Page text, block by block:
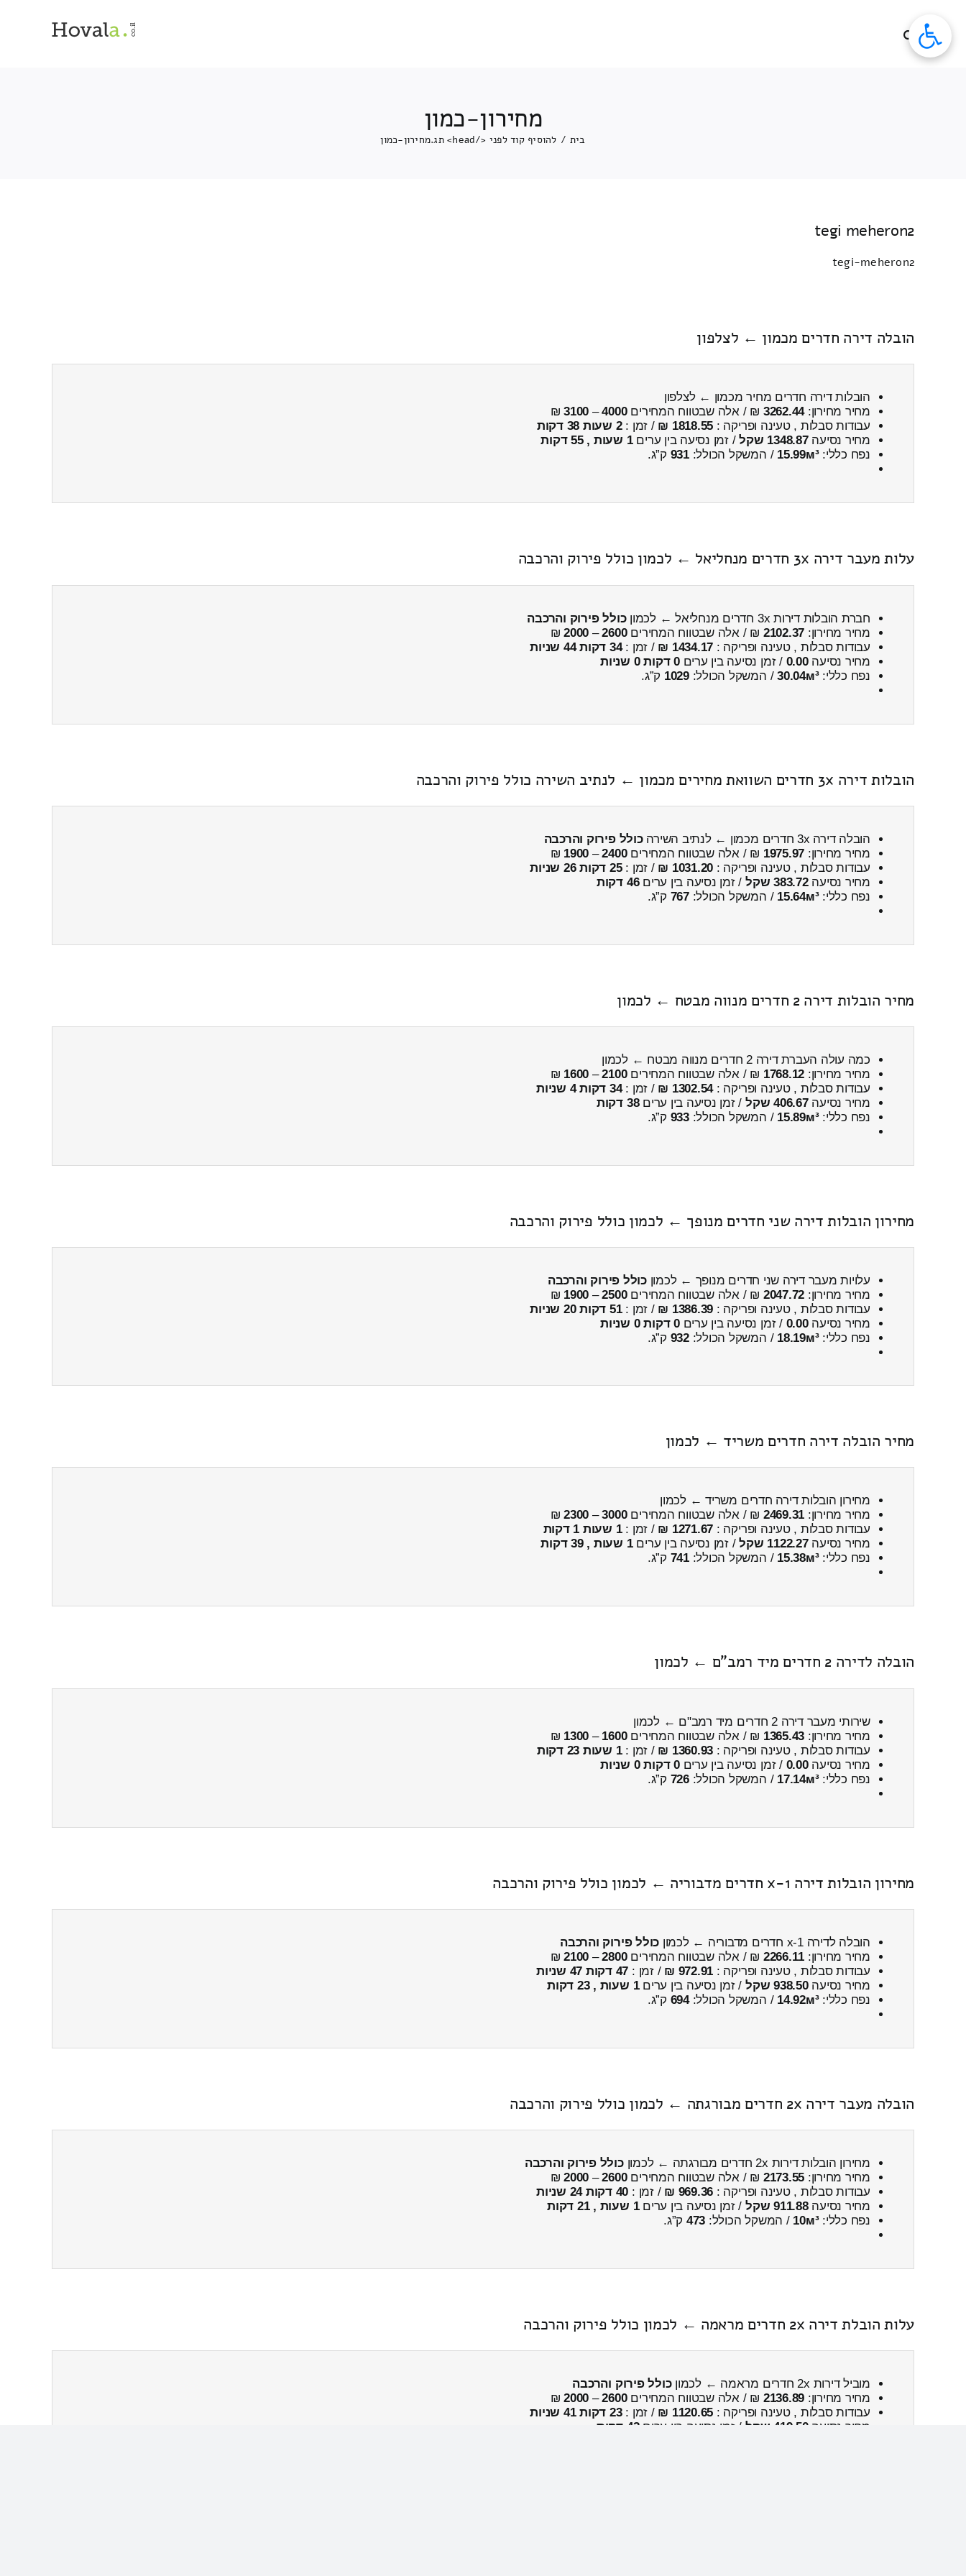
מחירון-כמון
בית / להוסיף קוד לפני </head> תג. מחירון-כמון
tegi meheron2
tegi-meheron2
הובלה דירה חדרים מכמון ← לצלפון
הובלות דירה חדרים מחיר מכמון ← לצלפון
מחיר מחירון:3262.44 ₪ / אלה שבטווח המחירים4000
–
3100
₪
עבודות סבלות , טעינה ופריקה : 1818.55 ₪ / זמן :2 שעות 38 דקות
מחיר נסיעה1348.87 שקל / זמן נסיעה בין ערים1 שעות , 55 דקות
נפח כללי:15.99м³ / המשקל הכולל:931 ק”ג.
עלות מעבר דירה 3x חדרים מנחליאל ← לכמון כולל פירוק והרכבה
חברת הובלות דירות 3x חדרים מנחליאל ← לכמון
כולל פירוק והרכבה
מחיר מחירון: 2102.37 ₪ / אלה שבטווח המחירים2600
–
2000
₪
עבודות סבלות , טעינה ופריקה : 1434.17 ₪ / זמן :34 דקות 44 שניות
מחיר נסיעה0.00 / זמן נסיעה בין ערים0 דקות 0 שניות
נפח כללי:30.04м³/ המשקל הכולל:1029 ק”ג.
הובלות דירה 3x חדרים השוואת מחירים מכמון ← לנתיב השירה כולל פירוק והרכבה
הובלה דירה 3x חדרים מכמון ← לנתיב השירה
כולל פירוק והרכבה
מחיר מחירון: 1975.97 ₪ / אלה שבטווח המחירים2400
–
1900
₪
עבודות סבלות , טעינה ופריקה : 1031.20 ₪ / זמן :25 דקות 26 שניות
מחיר נסיעה383.72 שקל / זמן נסיעה בין ערים46 דקות
נפח כללי:15.64м³ / המשקל הכולל:767 ק”ג.
מחיר הובלות דירה 2 חדרים מנווה מבטח ← לכמון
כמה עולה העברת דירה 2 חדרים מנווה מבטח ← לכמון
מחיר מחירון: 1768.12 ₪ / אלה שבטווח המחירים2100
–
1600
₪
עבודות סבלות , טעינה ופריקה :1302.54 ₪ / זמן :34 דקות 4 שניות
מחיר נסיעה406.67 שקל / זמן נסיעה בין ערים38 דקות
נפח כללי:15.89м³ / המשקל הכולל:933 ק”ג.
מחירון הובלות דירה שני חדרים מנופך ← לכמון כולל פירוק והרכבה
עלויות מעבר דירה שני חדרים מנופך ← לכמוןכולל פירוק והרכבה
מחיר מחירון: 2047.72 ₪ / אלה שבטווח המחירים2500
–
1900
₪
עבודות סבלות , טעינה ופריקה : 1386.39 ₪ / זמן :51 דקות 20 שניות
מחיר נסיעה0.00 / זמן נסיעה בין ערים0 דקות 0 שניות
נפח כללי:18.19м³ / המשקל הכולל:932 ק”ג.
מחיר הובלה דירה חדרים משריד ← לכמון
מחירון הובלות דירה חדרים משריד ← לכמון
מחיר מחירון: 2469.31 ₪ / אלה שבטווח המחירים3000
–
2300
₪
עבודות סבלות , טעינה ופריקה : 1271.67 ₪ / זמן :1 שעות 1 דקות
מחיר נסיעה1122.27 שקל / זמן נסיעה בין ערים1 שעות , 39 דקות
נפח כללי:15.38м³ / המשקל הכולל:741 ק”ג.
הובלה לדירה 2 חדרים מיד רמב"ם ← לכמון
שירותי מעבר דירה 2 חדרים מיד רמב"ם ← לכמון
מחיר מחירון: 1365.43 ₪ / אלה שבטווח המחירים1600
–
1300
₪
עבודות סבלות , טעינה ופריקה : 1360.93 ₪ / זמן :1 שעות 23 דקות
מחיר נסיעה0.00 / זמן נסיעה בין ערים0 דקות 0 שניות
נפח כללי:17.14м³ / המשקל הכולל:726 ק”ג.
מחירון הובלות דירה 1-x חדרים מדבוריה ← לכמון כולל פירוק והרכבה
הובלה לדירה 1-x חדרים מדבוריה ← לכמון
כולל פירוק והרכבה
מחיר מחירון: 2266.11 ₪ / אלה שבטווח המחירים2800
–
2100
₪
עבודות סבלות , טעינה ופריקה : 972.91 ₪ / זמן : 47 דקות 47 שניות
מחיר נסיעה938.50 שקל / זמן נסיעה בין ערים1 שעות , 23 דקות
נפח כללי:14.92м³ / המשקל הכולל:694 ק”ג.
הובלה מעבר דירה 2x חדרים מבורגתה ← לכמון כולל פירוק והרכבה
מחירון הובלות דירות 2x חדרים מבורגתה ← לכמון
כולל פירוק והרכבה
מחיר מחירון: 2173.55 ₪ / אלה שבטווח המחירים2600
–
2000
₪
עבודות סבלות , טעינה ופריקה : 969.36 ₪ / זמן : 40 דקות 24 שניות
מחיר נסיעה911.88 שקל / זמן נסיעה בין ערים1 שעות , 21 דקות
נפח כללי:10м³ / המשקל הכולל: 473 ק”ג.
עלות הובלת דירה 2x חדרים מראמה ← לכמון כולל פירוק והרכבה
מוביל דירות 2x חדרים מראמה ← לכמון
כולל פירוק והרכבה
מחיר מחירון: 2136.89 ₪ / אלה שבטווח המחירים2600
–
2000
₪
עבודות סבלות , טעינה ופריקה : 1120.65 ₪ / זמן :23 דקות 41 שניות
מחיר נסיעה419.50 שקל / זמן נסיעה בין ערים42 דקות